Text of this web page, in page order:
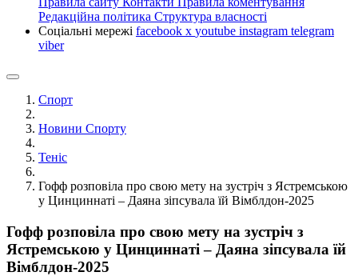
Редакційна політика Структура власності
Соціальні мережі facebook x youtube instagram telegram
viber
Спорт
Новини Спорту
Теніс
Гофф розповіла про свою мету на зустріч з Ястремською
у Цинциннаті – Даяна зіпсувала їй Вімблдон-2025
Гофф розповіла про свою мету на зустріч з
Ястремською у Цинциннаті – Даяна зіпсувала їй
Вімблдон-2025